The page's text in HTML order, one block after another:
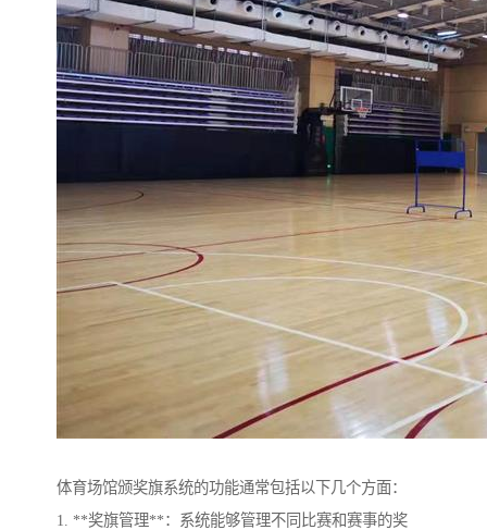
体育场馆颁奖旗系统的功能通常包括以下几个方面：
1. **奖旗管理**：系统能够管理不同比赛和赛事的奖